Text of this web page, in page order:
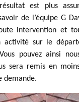
est plus
de l’équipe G
intervention et
activité sur le
pouvez ainsi
sera remis en
demande.